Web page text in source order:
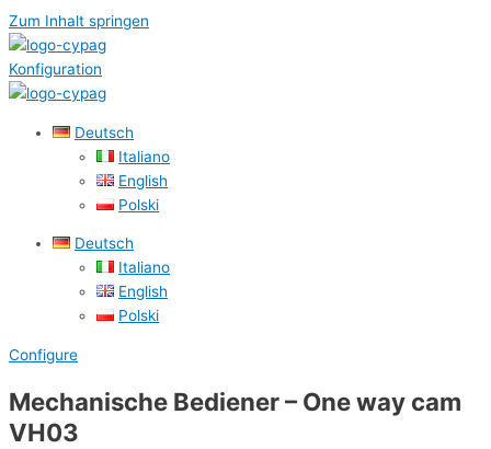
Zum Inhalt springen
Konfiguration
Deutsch
Italiano
English
Polski
Deutsch
Italiano
English
Polski
Configure
Mechanische Bediener – One way cam
VH03